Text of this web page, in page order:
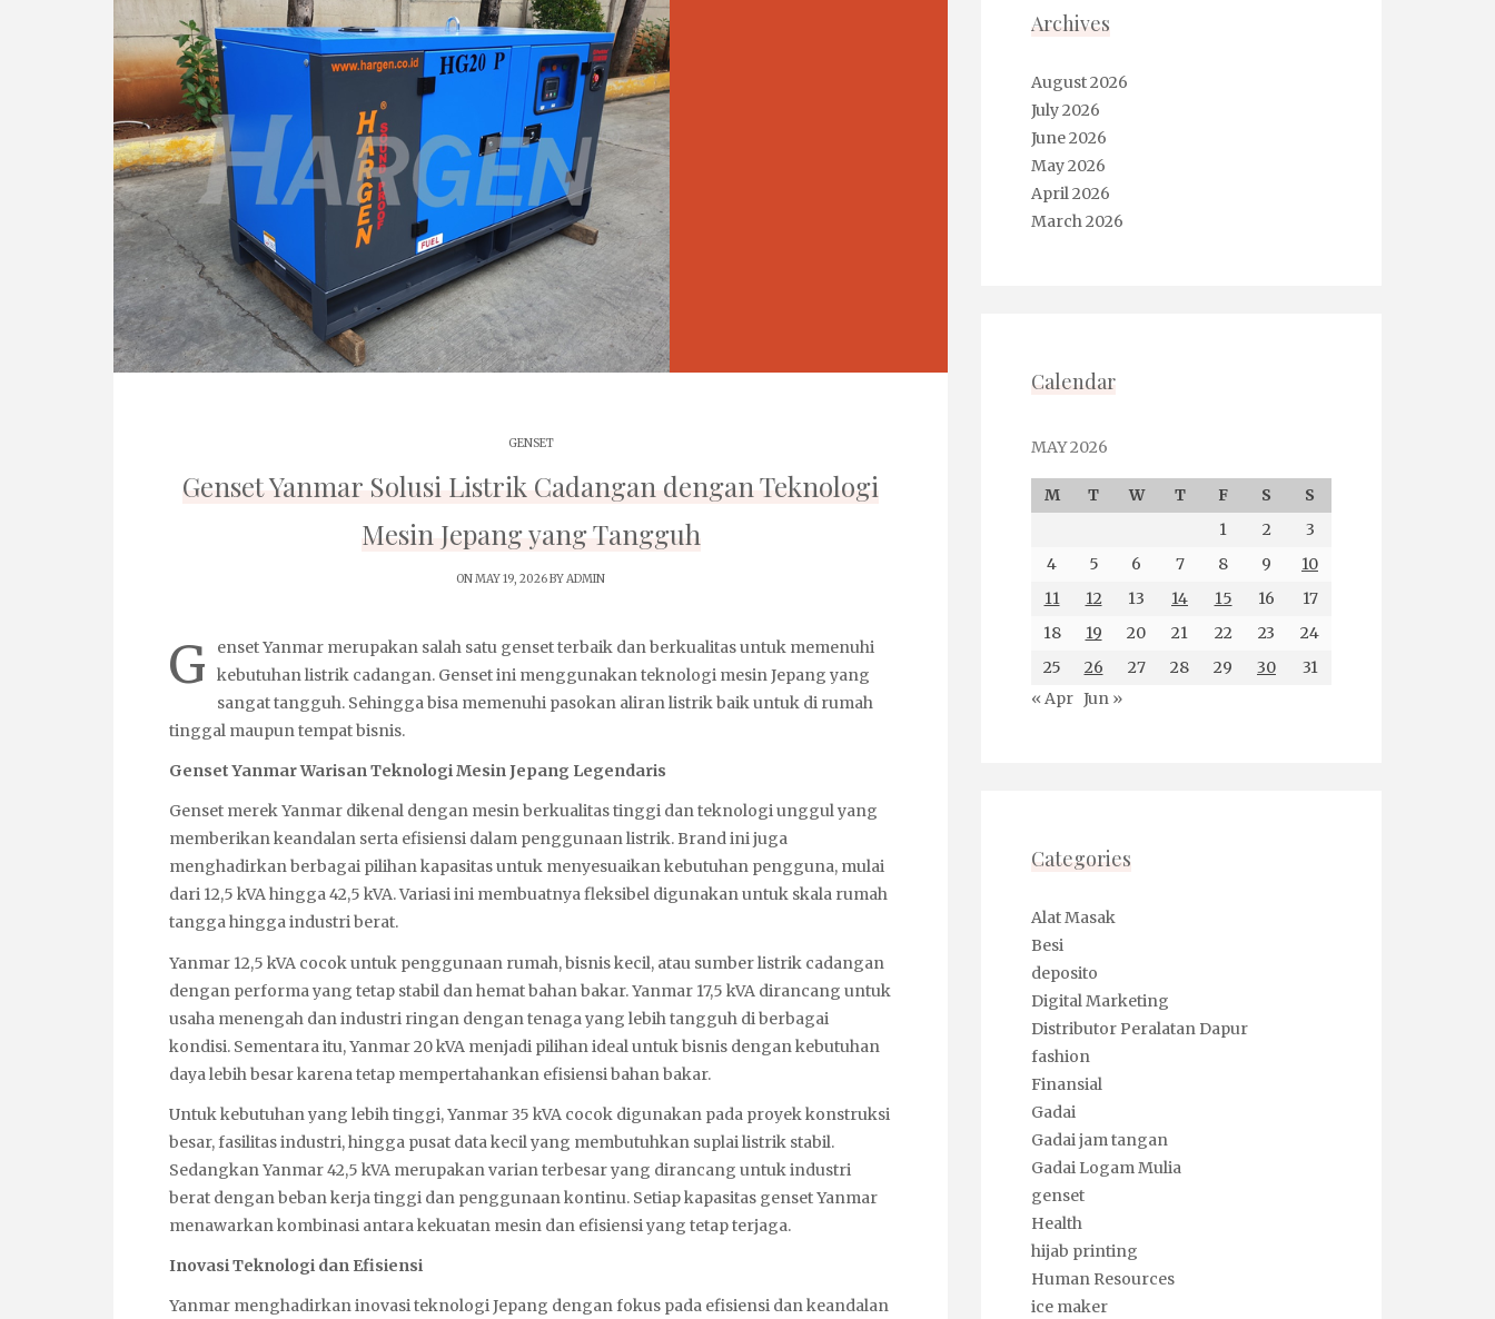
GENSET
Genset Yanmar Solusi Listrik Cadangan dengan Teknologi
Mesin Jepang yang Tangguh
ON MAY 19, 2026 BYADMIN
G enset Yanmar merupakan salah satu genset terbaik dan berkualitas untuk memenuhi
kebutuhan listrik cadangan. Genset ini menggunakan teknologi mesin Jepang yang
sangat tangguh. Sehingga bisa memenuhi pasokan aliran listrik baik untuk di rumah
tinggal maupun tempat bisnis.
Genset Yanmar Warisan Teknologi Mesin Jepang Legendaris
Genset merek Yanmar dikenal dengan mesin berkualitas tinggi dan teknologi unggul yang
memberikan keandalan serta efisiensi dalam penggunaan listrik. Brand ini juga
menghadirkan berbagai pilihan kapasitas untuk menyesuaikan kebutuhan pengguna, mulai
dari 12,5 kVA hingga 42,5 kVA. Variasi ini membuatnya fleksibel digunakan untuk skala rumah
tangga hingga industri berat.
Yanmar 12,5 kVA cocok untuk penggunaan rumah, bisnis kecil, atau sumber listrik cadangan
dengan performa yang tetap stabil dan hemat bahan bakar. Yanmar 17,5 kVA dirancang untuk
usaha menengah dan industri ringan dengan tenaga yang lebih tangguh di berbagai
kondisi. Sementara itu, Yanmar 20 kVA menjadi pilihan ideal untuk bisnis dengan kebutuhan
daya lebih besar karena tetap mempertahankan efisiensi bahan bakar.
Untuk kebutuhan yang lebih tinggi, Yanmar 35 kVA cocok digunakan pada proyek konstruksi
besar, fasilitas industri, hingga pusat data kecil yang membutuhkan suplai listrik stabil.
Sedangkan Yanmar 42,5 kVA merupakan varian terbesar yang dirancang untuk industri
berat dengan beban kerja tinggi dan penggunaan kontinu. Setiap kapasitas genset Yanmar
menawarkan kombinasi antara kekuatan mesin dan efisiensi yang tetap terjaga.
Inovasi Teknologi dan Efisiensi
Yanmar menghadirkan inovasi teknologi Jepang dengan fokus pada efisiensi dan keandalan
Archives
August 2026
July 2026
June 2026
May 2026
April 2026
March 2026
Calendar
MAY 2026
M T W T F S
S
1
2
3
4
5 6 7 8 9
10
11
12 13 14 15 16
17
18
19 20 21 22 23
24
25
26 27 28 29 30
31
« Apr Jun »
Categories
Alat Masak
Besi
deposito
Digital Marketing
Distributor Peralatan Dapur
fashion
Finansial
Gadai
Gadai jam tangan
Gadai Logam Mulia
genset
Health
hijab printing
Human Resources
ice maker